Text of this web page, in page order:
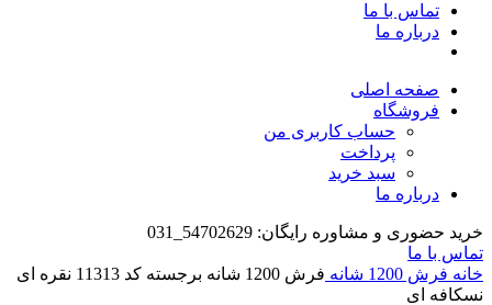
تماس با ما
درباره ما
صفحه اصلی
فروشگاه
حساب کاربری من
پرداخت
سبد خرید
درباره ما
خرید حضوری و مشاوره رایگان: 54702629_031
تماس با ما
خانه فرش 1200 شانه
فرش 1200 شانه برجسته کد 11313 نقره ای
نسکافه ای